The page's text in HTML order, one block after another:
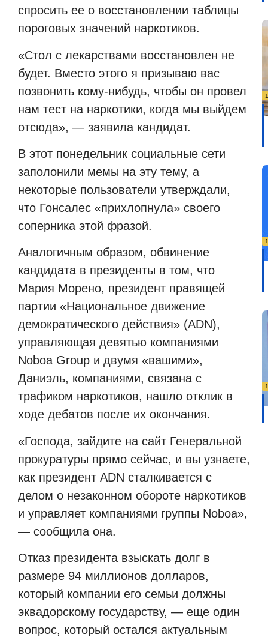
спросить ее о восстановлении таблицы
пороговых значений наркотиков.
«Стол с лекарствами восстановлен не
будет. Вместо этого я призываю вас
позвонить кому-нибудь, чтобы он провел
нам тест на наркотики, когда мы выйдем
отсюда», — заявила кандидат.
В этот понедельник социальные сети
заполонили мемы на эту тему, а
некоторые пользователи утверждали,
что Гонсалес «прихлопнула» своего
соперника этой фразой.
Аналогичным образом, обвинение
кандидата в президенты в том, что
Мария Морено, президент правящей
партии «Национальное движение
демократического действия» (ADN),
управляющая девятью компаниями
Noboa Group и двумя «вашими»,
Даниэль, компаниями, связана с
трафиком наркотиков, нашло отклик в
ходе дебатов после их окончания.
«Господа, зайдите на сайт Генеральной
прокуратуры прямо сейчас, и вы узнаете,
как президент ADN сталкивается с
делом о незаконном обороте наркотиков
и управляет компаниями группы Noboa»,
— сообщила она.
Отказ президента взыскать долг в
размере 94 миллионов долларов,
который компании его семьи должны
эквадорскому государству, — еще один
вопрос, который остался актуальным